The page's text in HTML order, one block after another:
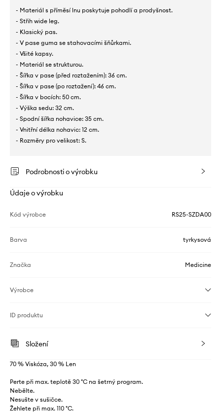
- Materiál s příměsí lnu poskytuje pohodlí a prodyšnost.
- Střih wide leg.
- Klasický pas.
- V pase guma se stahovacími šňůrkami.
- Všité kapsy.
- Materiál se strukturou.
- Šířka v pase (před roztažením): 36 cm.
- Šířka v pase (po roztažení): 46 cm.
- Šířka v bocích: 50 cm.
- Výška sedu: 32 cm.
- Spodní šířka nohavice: 35 cm.
- Vnitřní délka nohavic: 12 cm.
- Rozměry pro velikost: S.
Podrobnosti o výrobku
Údaje o výrobku
Kód výrobce RS25-SZDA00
Barva tyrkysová
Značka Medicine
Výrobce
ID produktu
Složení
70 % Viskóza, 30 % Len
Perte při max. teplotě 30 °C na šetrný program.
Nebělte.
Nesušte v sušičce.
Žehlete při max. 110 °C.